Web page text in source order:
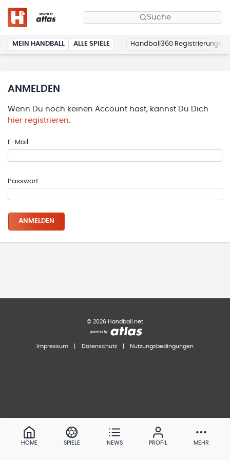
Suche
MEIN HANDBALL ALLE SPIELE Handball360 Registrierung
ANMELDEN
Wenn Du noch keinen Account hast, kannst Du Dich
hier registrieren.
E-Mail
Passwort
ANMELDEN
© 2026 Handball.net
Impressum Datenschutz Nutzungsbedingungen
HOME SPIELE NEWS PROFIL MEHR